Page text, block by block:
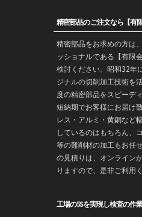
精密部品のご注文なら【有
精密部品をお求めの方は
ッショナルである【有限
検討ください。昭和32年
ジナルの切削加工技術を
度の精密部品をスピーデ
短納期でお客様にお届け
レス・アルミ・黄銅など
しているのはもちろん、
等の難削材の加工もお任
の見積りは、オンライン
りますので、是非ご利用
工場の5Sを実現し検査の作